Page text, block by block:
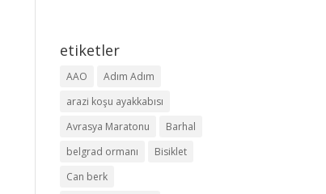
etiketler
AAO
Adım Adım
arazi koşu ayakkabısı
Avrasya Maratonu
Barhal
belgrad ormanı
Bisiklet
Can berk